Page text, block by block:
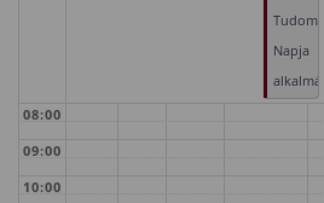
Napja
08:00
09:00
10:00